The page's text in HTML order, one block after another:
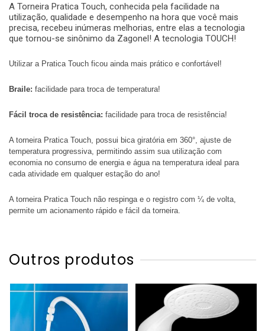
A Torneira Pratica Touch, conhecida pela facilidade na
utilização, qualidade e desempenho na hora que você mais
precisa, recebeu inúmeras melhorias, entre elas a tecnologia
que tornou-se sinônimo da Zagonel! A tecnologia TOUCH!
Utilizar a Pratica Touch ficou ainda mais prático e confortável!
Braile: facilidade para troca de temperatura!
Fácil troca de resistência: facilidade para troca de resistência!
A torneira Pratica Touch, possui bica giratória em 360°, ajuste de
temperatura progressiva, permitindo assim sua utilização com
economia no consumo de energia e água na temperatura ideal para
cada atividade em qualquer estação do ano!
A torneira Pratica Touch não respinga e o registro com ¼ de volta,
permite um acionamento rápido e fácil da torneira.
Outros produtos